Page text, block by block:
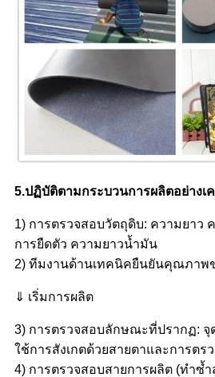
5.ปฏิบัติตามกระบวนการผลิตอย่างเ
1) การตรวจสอบวัตถุดิบ: ความยาว
การยืดตัว ความยาวน้ำมัน
2) ทีมงานด้านเทคนิคยืนยันคุณภาพ
⇓ เริ่มการผลิต
3) การตรวจสอบลักษณะที่ปรากฏ: จุ
ใช้การสังเกตด้วยสายตาและการตร
4) การตรวจสอบสายการผลิต (ทำซ้